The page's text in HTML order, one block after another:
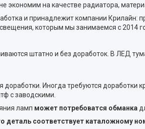
экономим на качестве радиатора,
и принадлежит компании Крилайн:
которым мы занимаемся с 2014
штатно и без доработок. В ЛЕД
Иногда требуются
с заводскими.
ламп может потребоватся обманка
деталь соответствует каталожному